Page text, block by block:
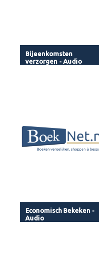
Bijeenkomsten
verzorgen - Audio
Economisch Bekeken -
Audio